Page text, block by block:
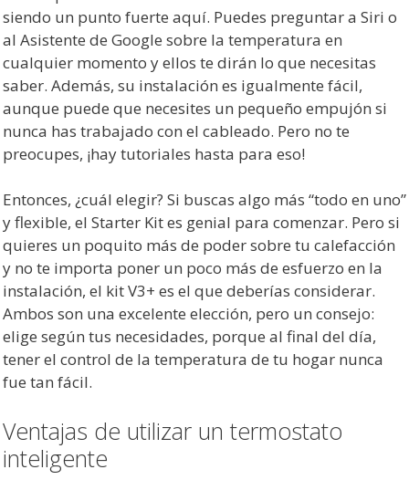
siendo un punto fuerte aquí. Puedes preguntar a Siri o
al Asistente de Google sobre la temperatura en
cualquier momento y ellos te dirán lo que necesitas
saber. Además, su instalación es igualmente fácil,
aunque puede que necesites un pequeño empujón si
nunca has trabajado con el cableado. Pero no te
preocupes, ¡hay tutoriales hasta para eso!
Entonces, ¿cuál elegir? Si buscas algo más “todo en uno”
y flexible, el Starter Kit es genial para comenzar. Pero si
quieres un poquito más de poder sobre tu calefacción
y no te importa poner un poco más de esfuerzo en la
instalación, el kit V3+ es el que deberías considerar.
Ambos son una excelente elección, pero un consejo:
elige según tus necesidades, porque al final del día,
tener el control de la temperatura de tu hogar nunca
fue tan fácil.
Ventajas de utilizar un termostato
inteligente